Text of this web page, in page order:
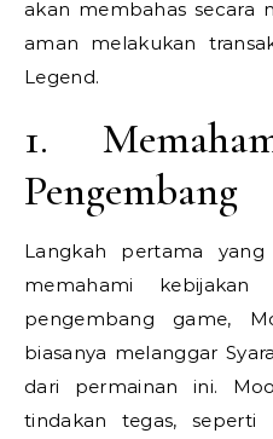
akan membahas secara
aman melakukan
Legend.
1.
Pengembang
Langkah pertama
memahami
pengembang game,
biasanya melanggar
dari permainan ini.
tindakan tegas, seperti